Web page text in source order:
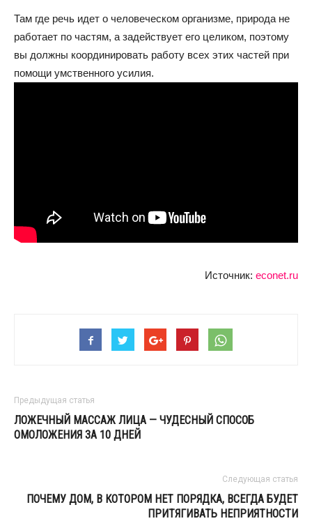
Там где речь идет о человеческом организме, природа не
работает по частям, а задействует его целиком, поэтому
вы должны координировать работу всех этих частей при
помощи умственного усилия.
Источник: econet.ru
Предыдущая статья
ЛОЖЕЧНЫЙ МАССАЖ ЛИЦА — ЧУДЕСНЫЙ СПОСОБ
ОМОЛОЖЕНИЯ ЗА 10 ДНЕЙ
Следующая статья
ПОЧЕМУ ДОМ, В КОТОРОМ НЕТ ПОРЯДКА, ВСЕГДА БУДЕТ
ПРИТЯГИВАТЬ НЕПРИЯТНОСТИ